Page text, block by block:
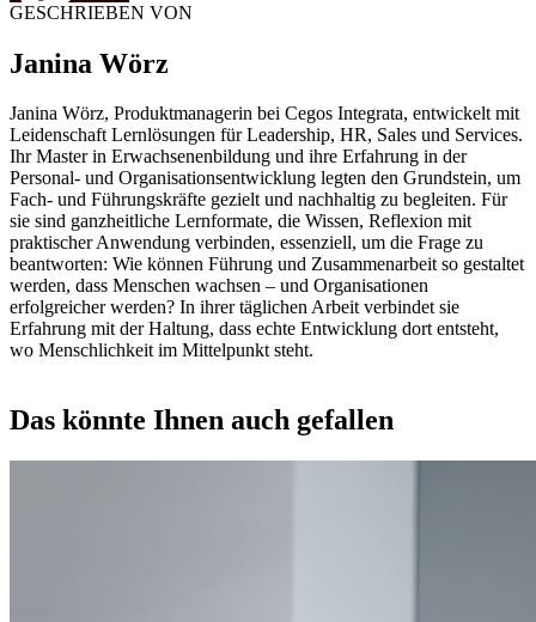
GESCHRIEBEN VON
Janina Wörz
Janina Wörz, Produktmanagerin bei Cegos Integrata, entwickelt mit
Leidenschaft Lernlösungen für Leadership, HR, Sales und Services.
Ihr Master in Erwachsenenbildung und ihre Erfahrung in der
Personal- und Organisationsentwicklung legten den Grundstein, um
Fach- und Führungskräfte gezielt und nachhaltig zu begleiten. Für
sie sind ganzheitliche Lernformate, die Wissen, Reflexion mit
praktischer Anwendung verbinden, essenziell, um die Frage zu
beantworten: Wie können Führung und Zusammenarbeit so gestaltet
werden, dass Menschen wachsen – und Organisationen
erfolgreicher werden? In ihrer täglichen Arbeit verbindet sie
Erfahrung mit der Haltung, dass echte Entwicklung dort entsteht,
wo Menschlichkeit im Mittelpunkt steht.
Das könnte Ihnen auch gefallen